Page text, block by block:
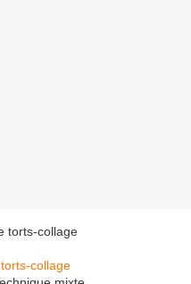
collage